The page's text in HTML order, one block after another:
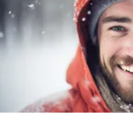
Społeczeństwo
Wojna na Ukrainie